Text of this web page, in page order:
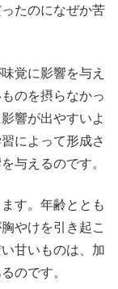
たのになぜか苦
覚に影響を与え
のを摂らなかっ
響が出やすいよ
によって形成さ
与えるのです。
す。年齢ととも
やけを引き起こ
甘いものは、加
のです。